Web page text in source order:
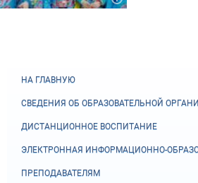
НА ГЛАВНУЮ
СВЕДЕНИЯ ОБ ОБРАЗОВАТЕЛЬНОЙ
ДИСТАНЦИОННОЕ ВОСПИТАНИЕ
ЭЛЕКТРОННАЯ ИНФОРМАЦИОННО-
ПРЕПОДАВАТЕЛЯМ